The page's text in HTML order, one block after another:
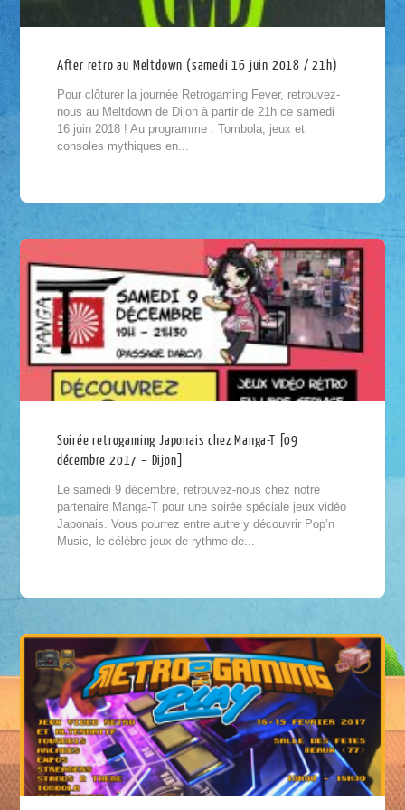
After retro au Meltdown (samedi 16 juin 2018 / 21h)
Pour clôturer la journée Retrogaming Fever, retrouvez-
nous au Meltdown de Dijon à partir de 21h ce samedi
16 juin 2018 ! Au programme : Tombola, jeux et
consoles mythiques en...
Soirée retrogaming Japonais chez Manga-T [09
décembre 2017 – Dijon]
Le samedi 9 décembre, retrouvez-nous chez notre
partenaire Manga-T pour une soirée spéciale jeux vidéo
Japonais. Vous pourrez entre autre y découvrir Pop’n
Music, le célèbre jeux de rythme de...